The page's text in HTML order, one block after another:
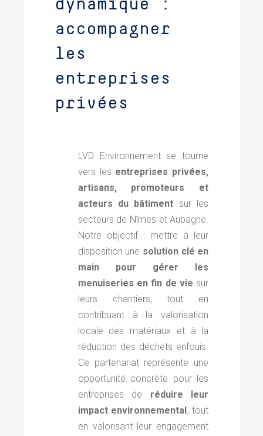
dynamique :
accompagner
les
entreprises
privées
LVD Environnement se tourne
vers les entreprises privées,
artisans, promoteurs et
acteurs du bâtiment sur les
secteurs de Nîmes et Aubagne.
Notre objectif : mettre à leur
disposition une solution clé en
main pour gérer les
menuiseries en fin de vie sur
leurs chantiers, tout en
contribuant à la valorisation
locale des matériaux et à la
réduction des déchets enfouis.
Ce partenariat représente une
opportunité concrète pour les
entreprises de réduire leur
impact environnemental , tout
en valorisant leur engagement